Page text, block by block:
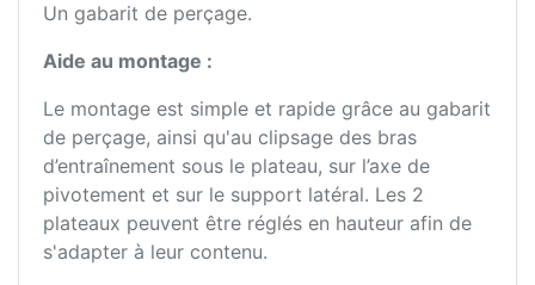
Un gabarit de perçage.
Aide au montage :
Le montage est simple et rapide grâce au gabarit
de perçage, ainsi qu'au clipsage des bras
d’entraînement sous le plateau, sur l’axe de
pivotement et sur le support latéral. Les 2
plateaux peuvent être réglés en hauteur afin de
s'adapter à leur contenu.